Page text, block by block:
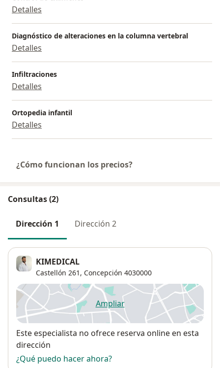
Detalles
Diagnóstico de alteraciones en la columna vertebral
Detalles
Infiltraciones
Detalles
Ortopedia infantil
Detalles
¿Cómo funcionan los precios?
Consultas (2)
Dirección 1 Dirección 2
KIMEDICAL
Castellón 261, Concepción 4030000
Ampliarse abre en una nueva
Disponibilidad
Este especialista no ofrece reserva online en esta
dirección
¿Qué puedo hacer ahora?